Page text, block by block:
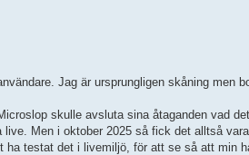
Jag är ursprungligen skåning men
skulle avsluta sina åtaganden vad
Men i oktober 2025 så fick det alltså
testat det i livemiljö, för att se så att min